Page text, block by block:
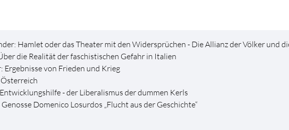
Hamlet oder das Theater mit den Widersprüchen - Die Allianz der Völker und
die Realität der faschistischen Gefahr in Italien
Ergebnisse von Frieden und Krieg
- der Liberalismus der dummen Kerls
Domenico Losurdos „Flucht aus der Geschichte“